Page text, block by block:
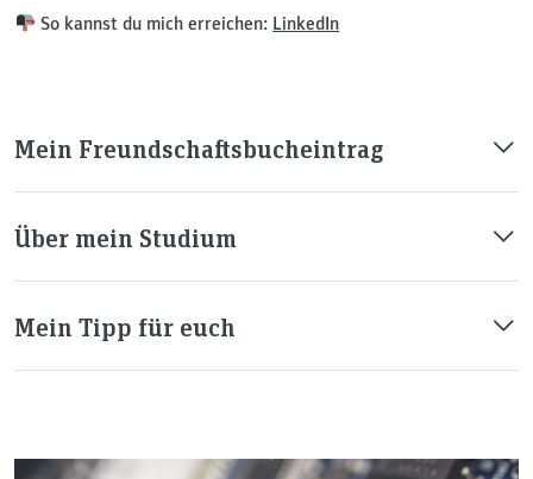
So kannst du mich erreichen: LinkedIn
Mein Freundschaftsbucheintrag
Über mein Studium
Mein Tipp für euch